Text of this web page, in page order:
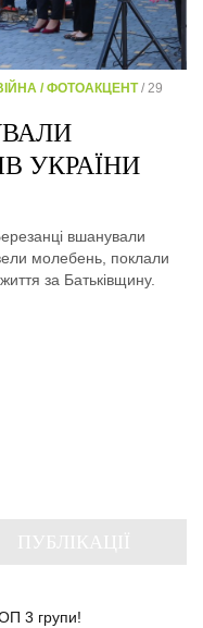
ВІЙНА / ФОТОАКЦЕНТ/ 29
УКРАЇНИ
вшанували
молебень, поклали
за Батьківщину.
3 групи!